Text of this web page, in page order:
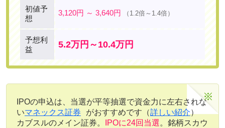
初値予
想
3,120円 ～ 3,640円 （1.2倍～1.4倍）
予想利
益
5.2万円～10.4万円
IPOの申込は、当選が平等抽選で資金力に左右されな
いマネックス証券 がおすすめです（詳しい紹介）
カブスルのメイン証券。
IPOに24回当選。銘柄スカウ